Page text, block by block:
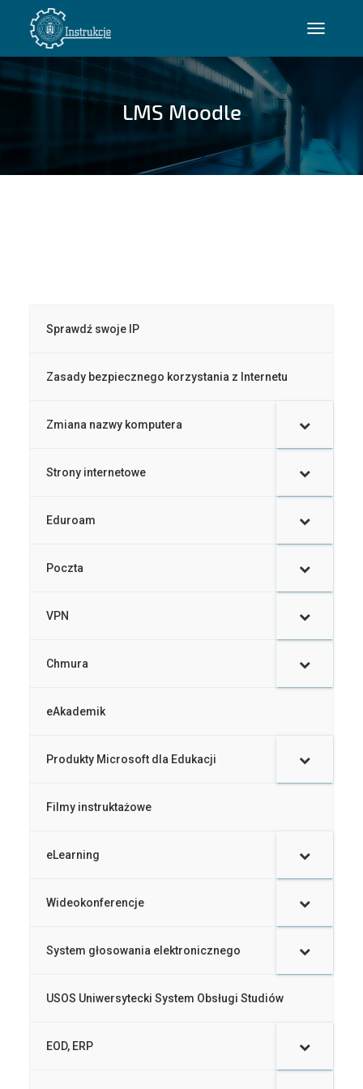
LMS Moodle
Sprawdź swoje IP
Zasady bezpiecznego korzystania z Internetu
Zmiana nazwy komputera
–
Strony internetowe
Eduroam
Poczta
VPN
Chmura
eAkademik
Produkty Microsoft dla Edukacji
–
Filmy instruktażowe
–
eLearning
–
Wideokonferencje
–
System głosowania elektronicznego
–
USOS Uniwersytecki System Obsługi Studiów
–
EOD, ERP
–